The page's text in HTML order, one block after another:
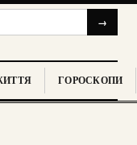
→
ГОРОСКОПИ